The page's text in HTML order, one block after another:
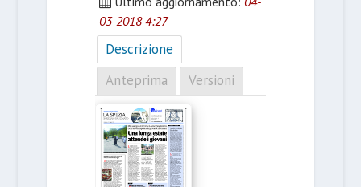
03-2018 4:27
Descrizione
Anteprima
Versioni